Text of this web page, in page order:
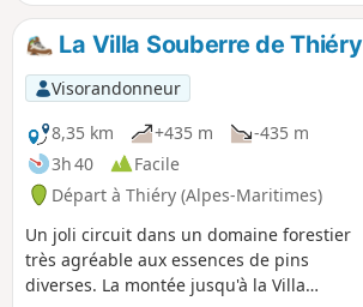
paysages d'exception.
La Villa Souberre de Thiéry
Visorandonneur
8,35 km
+435 m
-435 m
3h 40
Facile
Départ à Thiéry (Alpes-Maritimes)
Un joli circuit dans un domaine forestier
très agréable aux essences de pins
diverses. La montée jusqu'à la Villa